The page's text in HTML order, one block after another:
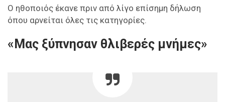
Ο ηθοποιός έκανε πριν από λίγο επίσημη δήλωση
όπου αρνείται όλες τις κατηγορίες.
«Μας ξύπνησαν θλιβερές μνήμες»